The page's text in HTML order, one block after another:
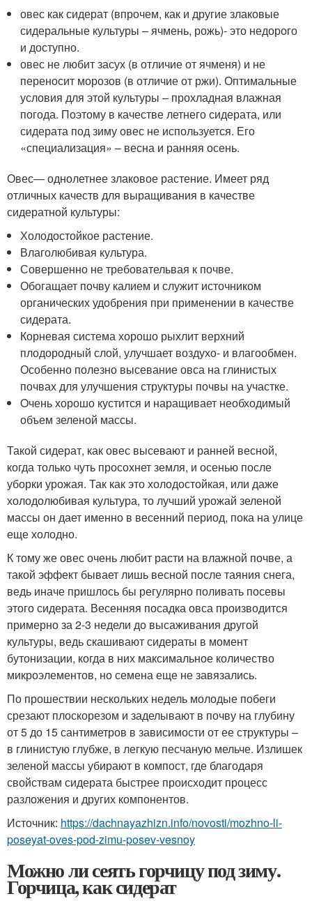
овес как сидерат (впрочем, как и другие злаковые
сидеральные культуры – ячмень, рожь)- это недорого
и доступно.
овес не любит засух (в отличие от ячменя) и не
переносит морозов (в отличие от ржи). Оптимальные
условия для этой культуры – прохладная влажная
погода. Поэтому в качестве летнего сидерата, или
сидерата под зиму овес не используется. Его
«специализация» – весна и ранняя осень.
Овес— однолетнее злаковое растение. Имеет ряд
отличных качеств для выращивания в качестве
сидератной культуры:
Холодостойкое растение.
Влаголюбивая культура.
Совершенно не требовательвая к почве.
Обогащает почву калием и служит источником
органических удобрения при применении в качестве
сидерата.
Корневая система хорошо рыхлит верхний
плодородный слой, улучшает воздухо- и влагообмен.
Особенно полезно высевание овса на глинистых
почвах для улучшения структуры почвы на участке.
Oчень хорошо кустится и наращивает необходимый
объем зеленой массы.
Такой сидерат, как овес высевают и ранней весной,
когда только чуть просохнет земля, и осенью после
уборки урожая. Так как это холодостойкая, или даже
холодолюбивая культура, то лучший урожай зеленой
массы он дает именно в весенний период, пока на улице
еще холодно.
К тому же овес очень любит расти на влажной почве, а
такой эффект бывает лишь весной после таяния снега,
ведь иначе пришлось бы регулярно поливать посевы
этого сидерата. Весенняя посадка овса производится
примерно за 2-3 недели до высаживания другой
культуры, ведь скашивают сидераты в момент
бутонизации, когда в них максимальное количество
микроэлементов, но семена еще не завязались.
По прошествии нескольких недель молодые побеги
срезают плоскорезом и заделывают в почву на глубину
от 5 до 15 сантиметров в зависимости от ее структуры –
в глинистую глубже, в легкую песчаную мельче. Излишек
зеленой массы убирают в компост, где благодаря
свойствам сидерата быстрее происходит процесс
разложения и других компонентов.
Источник: https://dachnayazhizn.info/novosti/mozhno-li-
poseyat-oves-pod-zimu-posev-vesnoy
Можно ли сеять горчицу под зиму.
Горчица, как сидерат